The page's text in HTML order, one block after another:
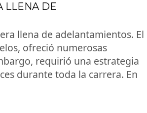
LLENA DE
llena de adelantamientos. El
ofreció numerosas
requirió una estrategia
durante toda la carrera. En